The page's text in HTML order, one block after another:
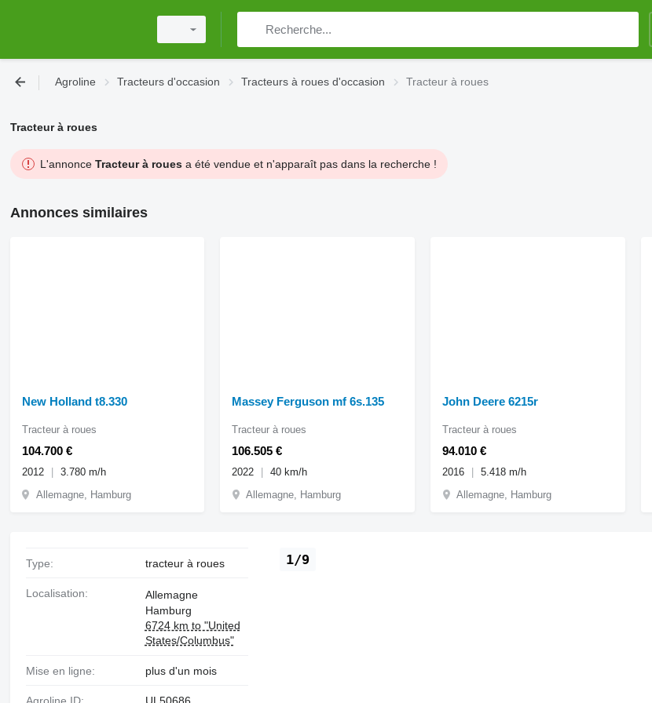
Agroline Tracteurs d'occasion Tracteurs à roues d'occasion Tracteur à roues
Tracteur à roues
L'annonce Tracteur à rouesa été vendue et n'apparaît pas dans la recherche !
Annonces similaires
New Holland t8.330
104.700 €
Tracteur à roues
2012
3.780 m/h
Allemagne, Hamburg
Massey Ferguson mf 6s.135
106.505 €
Tracteur à roues
2022
40 km/h
Allemagne, Hamburg
John Deere 6215r
94.010 €
Tracteur à roues
2016
5.418 m/h
Allemagne, Hamburg
1/9
Type: tracteur à roues
Localisation:
Allemagne
Hamburg
6724 km to "United
States/Columbus"
Mise en ligne: plus d'un mois
Agroline ID: UL50686